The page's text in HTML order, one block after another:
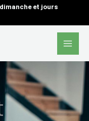
et jours
Main